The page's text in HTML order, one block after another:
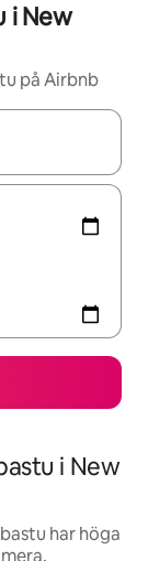
i New
på Airbnb
med upp- och
i New
har höga